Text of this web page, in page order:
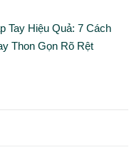
Tay Hiệu Quả: 7 Cách
Thon Gọn Rõ Rệt